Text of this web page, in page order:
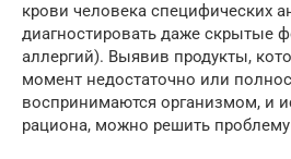
крови человека специфических
диагностировать даже скрытые
аллергий). Выявив продукты,
момент недостаточно или
воспринимаются организмом, и
рациона, можно решить